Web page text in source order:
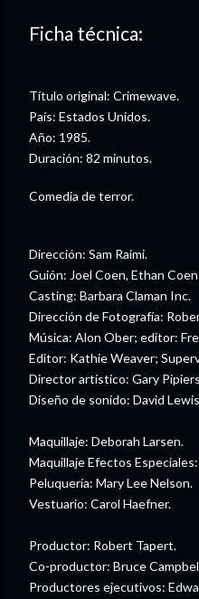
Ficha técnica:
Título original: Crimewave.
País: Estados Unidos.
Año: 1985.
Duración: 82 minutos.
Comedia de terror.
Dirección: Sam Raimi.
Guión: Joel Coen, Ethan Coen
Casting: Barbara Claman Inc.
Dirección de Fotografía:
Música: Alon Ober; editor:
Editor: Kathie Weaver;
Director artístico: Gary
Diseño de sonido: David
Maquillaje: Deborah Larsen.
Maquillaje Efectos
Peluquería: Mary Lee Nelson.
Vestuario: Carol Haefner.
Productor: Robert Tapert.
Co-productor: Bruce
Productores ejecutivos: